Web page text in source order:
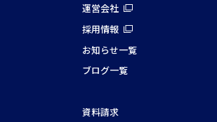
運営会社
採用情報
お知らせ一覧
ブログ一覧
資料請求